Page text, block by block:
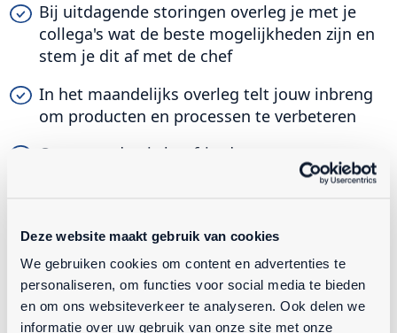
Deze website maakt gebruik van cookies
We gebruiken cookies om content en advertenties te
personaliseren, om functies voor social media te bieden
en om ons websiteverkeer te analyseren. Ook delen we
informatie over uw gebruik van onze site met onze
Bij uitdagende storingen overleg je met je
collega's wat de beste mogelijkheden zijn en
stem je dit af met de chef
In het maandelijks overleg telt jouw inbreng
om producten en processen te verbeteren
Op woensdag is het frietdag en op
vrijdagmiddag drinken we een pilsje
ACCEPTEER COOKIES OM DEZE VIDEO TE
BEKIJKEN